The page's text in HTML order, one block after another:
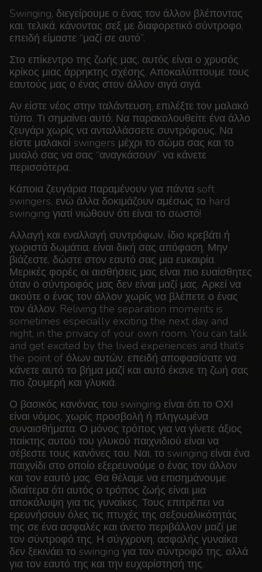
Swinging, διεγείρουμε ο ένας τον άλλον βλέποντας
και, τελικά, κάνοντας σεξ με διαφορετικό σύντροφο,
επειδή είμαστε “μαζί σε αυτό”.
Στο επίκεντρο της ζωής μας, αυτός είναι ο χρυσός
κρίκος μιας άρρηκτης σχέσης. Αποκαλύπτουμε τους
εαυτούς μας ο ένας στον άλλον σιγά σιγά.
Αν είστε νέος στην ταλάντευση, επιλέξτε τον μαλακό
τύπο. Τι σημαίνει αυτό; Να παρακολουθείτε ένα άλλο
ζευγάρι χωρίς να ανταλλάσσετε συντρόφους. Να
είστε μαλακοί swingers μέχρι το σώμα σας και το
μυαλό σας να σας “αναγκάσουν” να κάνετε
περισσότερα.
Κάποια ζευγάρια παραμένουν για πάντα soft
swingers, ενώ άλλα δοκιμάζουν αμέσως το hard
swinging γιατί νιώθουν ότι είναι το σωστό!
Αλλαγή και εναλλαγή συντρόφων, ίδιο κρεβάτι ή
χωριστά δωμάτια, είναι δική σας απόφαση. Μην
βιάζεστε, δώστε στον εαυτό σας μια ευκαιρία.
Μερικές φορές οι αισθήσεις μας είναι πιο ευαίσθητες
όταν ο σύντροφός μας δεν είναι μαζί μας. Αρκεί να
ακούτε ο ένας τον άλλον χωρίς να βλέπετε ο ένας
τον άλλον. Reliving the separation moments is
sometimes especially exciting the next day and
night, in the privacy of your own room. You can talk
and get excited by the lived experiences and that’s
the point of όλων αυτών, επειδή αποφασίσατε να
κάνετε αυτό το βήμα μαζί και αυτό έκανε τη ζωή σας
πιο ζουμερή και γλυκιά.
Ο βασικός κανόνας του swinging είναι ότι το ΟΧΙ
είναι νόμος, χωρίς προσβολή ή πληγωμένα
συναισθήματα. Ο μόνος τρόπος για να γίνετε άξιος
παίκτης αυτού του γλυκού παιχνιδιού είναι να
σέβεστε τους κανόνες του. Ναι, το swinging είναι ένα
παιχνίδι στο οποίο εξερευνούμε ο ένας τον άλλον
και τον εαυτό μας. Θα θέλαμε να επισημάνουμε
ιδιαίτερα ότι αυτός ο τρόπος ζωής είναι μια
αποκάλυψη για τις γυναίκες. Τους επιτρέπει να
ερευνήσουν όλες τις πτυχές της σεξουαλικότητάς
της σε ένα ασφαλές και άνετο περιβάλλον μαζί με
τον σύντροφό της. Η σύγχρονη, ασφαλής γυναίκα
δεν ξεκινάει το swinging για τον σύντροφό της, αλλά
για τον εαυτό της και την ευχαρίστησή της.